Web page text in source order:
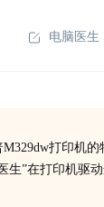
电脑医生
打印机
生”在打印机驱